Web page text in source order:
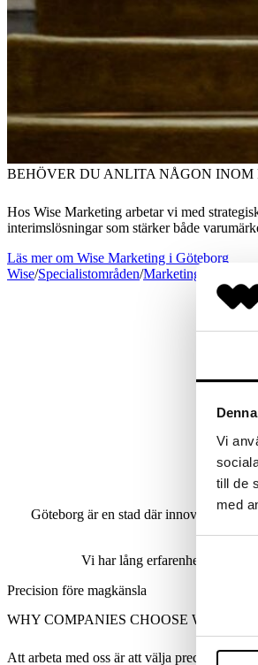
Vi
till de
med
BEHÖVER DU ANLITA NÅGON INOM
Hos Wise Marketing arbetar vi med
interimslösningar som stärker både
Läs mer om Wise Marketing i Göteborg
Wise/Specialistområden/Marketing
Vi vet
Göteborg är en stad där innovation,
Vi har lång erfarenhet av att
Precision före magkänsla
WHY COMPANIES CHOOSE WISE
Att arbeta med oss är att välja precision